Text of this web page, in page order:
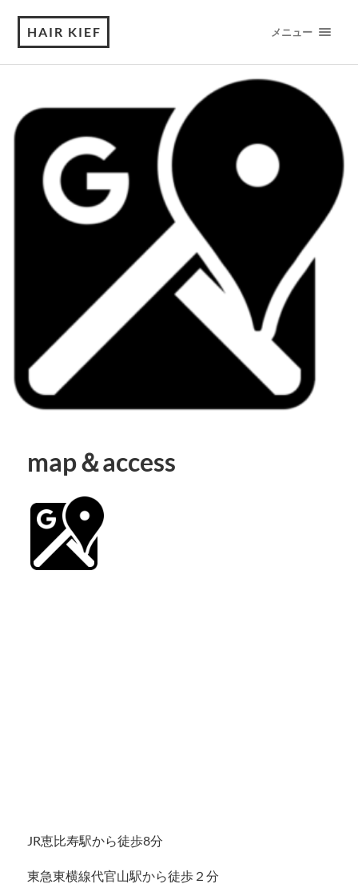
HAIR KIEF メニュー
map＆access
JR恵比寿駅から徒歩8分
東急東横線代官山駅から徒歩２分